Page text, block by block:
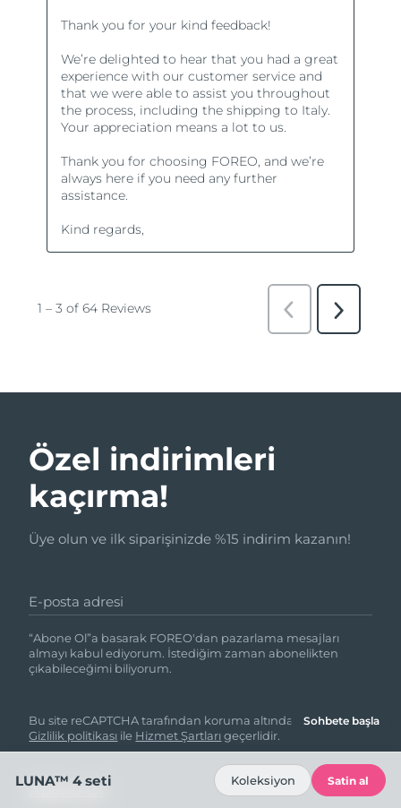
Özel indirimleri
kaçırma!
Üye olun ve ilk siparişinizde %15 indirim kazanın!
E-posta adresi
“Abone Ol”a basarak FOREO'dan pazarlama mesajları
almayı kabul ediyorum. İstediğim zaman abonelikten
çıkabileceğimi biliyorum.
Bu site reCAPTCHA tarafından koruma altındadır ve Google
Gizlilik politikası ile Hizmet Şartlarıgeçerlidir.
Sohbete başla
LUNA™ 4 seti Koleksiyon Satin al